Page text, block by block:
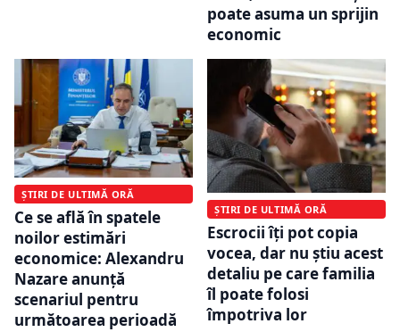
poate asuma un sprijin
economic
ȘTIRI DE ULTIMĂ ORĂ
Ce se află în spatele
noilor estimări
economice: Alexandru
Nazare anunță
scenariul pentru
următoarea perioadă
ȘTIRI DE ULTIMĂ ORĂ
Escrocii îți pot copia
vocea, dar nu știu acest
detaliu pe care familia
îl poate folosi
împotriva lor